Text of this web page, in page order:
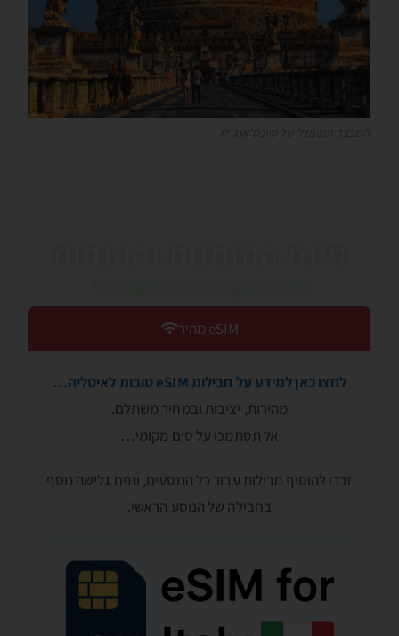
eSIM מהיר
לחצו כאן למידע על חבילות eSIM טובות לאיטליה…
מהירות, יציבות ובמחיר משתלם.
אל תסתמכו על סים מקומי…
זכרו להוסיף חבילות עבור כל הנוסעים, ונפח גלישה נוסף
בחבילה של הנוסע הראשי.